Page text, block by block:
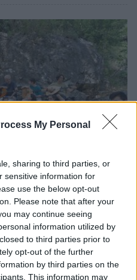
My Personal
sharing to third parties, or
sensitive information for
use the below opt-out
Please note that after your
may continue seeing
information utilized by
to third parties prior to
opt-out of the further
by third parties on the
This information may
Αιγαίου
σε